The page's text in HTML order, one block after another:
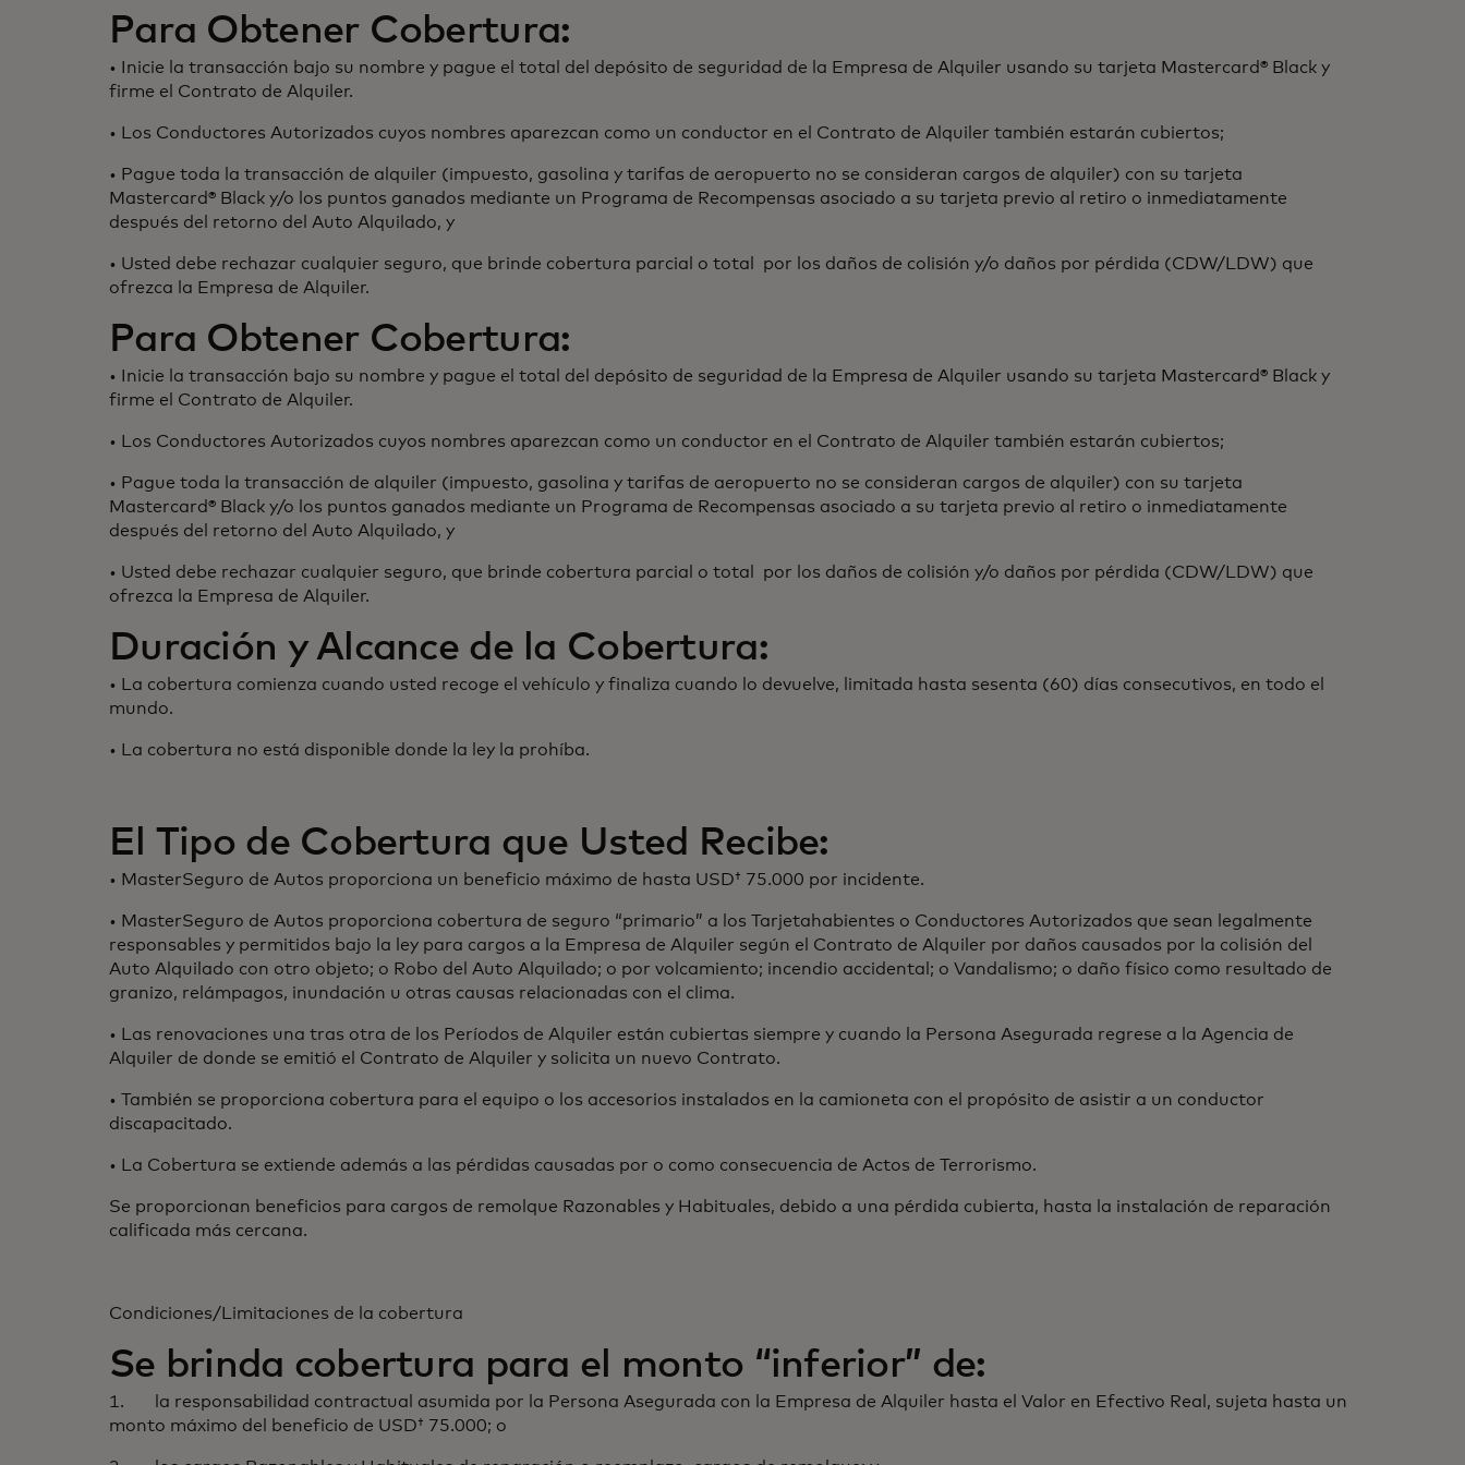
Para Obtener Cobertura:
• Inicie la transacción bajo su nombre y pague el total del depósito de seguridad de la Empresa de Alquiler usando su tarjeta Mastercard® Black y
firme el Contrato de Alquiler.
• Los Conductores Autorizados cuyos nombres aparezcan como un conductor en el Contrato de Alquiler también estarán cubiertos;
• Pague toda la transacción de alquiler (impuesto, gasolina y tarifas de aeropuerto no se consideran cargos de alquiler) con su tarjeta
Mastercard® Black y/o los puntos ganados mediante un Programa de Recompensas asociado a su tarjeta previo al retiro o inmediatamente
después del retorno del Auto Alquilado, y
• Usted debe rechazar cualquier seguro, que brinde cobertura parcial o total por los daños de colisión y/o daños por pérdida (CDW/LDW) que
ofrezca la Empresa de Alquiler.
Para Obtener Cobertura:
• Inicie la transacción bajo su nombre y pague el total del depósito de seguridad de la Empresa de Alquiler usando su tarjeta Mastercard® Black y
firme el Contrato de Alquiler.
• Los Conductores Autorizados cuyos nombres aparezcan como un conductor en el Contrato de Alquiler también estarán cubiertos;
• Pague toda la transacción de alquiler (impuesto, gasolina y tarifas de aeropuerto no se consideran cargos de alquiler) con su tarjeta
Mastercard® Black y/o los puntos ganados mediante un Programa de Recompensas asociado a su tarjeta previo al retiro o inmediatamente
después del retorno del Auto Alquilado, y
• Usted debe rechazar cualquier seguro, que brinde cobertura parcial o total por los daños de colisión y/o daños por pérdida (CDW/LDW) que
ofrezca la Empresa de Alquiler.
Duración y Alcance de la Cobertura:
• La cobertura comienza cuando usted recoge el vehículo y finaliza cuando lo devuelve, limitada hasta sesenta (60) días consecutivos, en todo el
mundo.
• La cobertura no está disponible donde la ley la prohíba.
El Tipo de Cobertura que Usted Recibe:
• MasterSeguro de Autos proporciona un beneficio máximo de hasta USD† 75.000 por incidente.
• MasterSeguro de Autos proporciona cobertura de seguro “primario” a los Tarjetahabientes o Conductores Autorizados que sean legalmente
responsables y permitidos bajo la ley para cargos a la Empresa de Alquiler según el Contrato de Alquiler por daños causados por la colisión del
Auto Alquilado con otro objeto; o Robo del Auto Alquilado; o por volcamiento; incendio accidental; o Vandalismo; o daño físico como resultado de
granizo, relámpagos, inundación u otras causas relacionadas con el clima.
• Las renovaciones una tras otra de los Períodos de Alquiler están cubiertas siempre y cuando la Persona Asegurada regrese a la Agencia de
Alquiler de donde se emitió el Contrato de Alquiler y solicita un nuevo Contrato.
• También se proporciona cobertura para el equipo o los accesorios instalados en la camioneta con el propósito de asistir a un conductor
discapacitado.
• La Cobertura se extiende además a las pérdidas causadas por o como consecuencia de Actos de Terrorismo.
Se proporcionan beneficios para cargos de remolque Razonables y Habituales, debido a una pérdida cubierta, hasta la instalación de reparación
calificada más cercana.
Condiciones/Limitaciones de la cobertura
Se brinda cobertura para el monto “inferior” de:
1. la responsabilidad contractual asumida por la Persona Asegurada con la Empresa de Alquiler hasta el Valor en Efectivo Real, sujeta hasta un
monto máximo del beneficio de USD† 75.000; o